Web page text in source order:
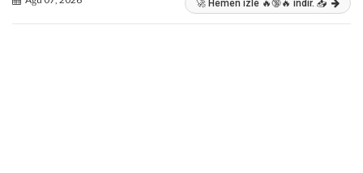
🚀 Hemen izle 🔥🔞🔥 indir. 📥